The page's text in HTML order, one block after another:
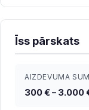
Īss pārskats
AIZDEVUMA
300 € – 3.000